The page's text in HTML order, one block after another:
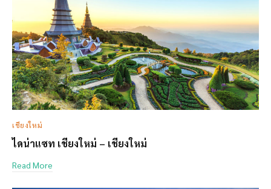
เชียงใหม่
ไดน่าแซท เชียงใหม่ – เชียงใหม่
Read More